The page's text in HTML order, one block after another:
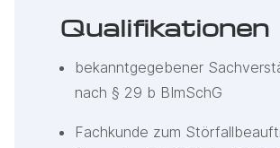
Qualifikationen
bekanntgegebener
nach § 29 b BImSchG
Fachkunde zum